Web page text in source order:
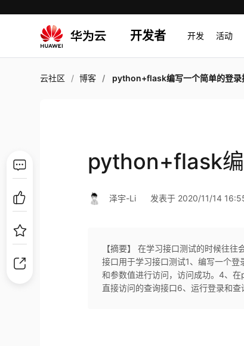
开发者 开发 活动
云社区 博客 python+flask编写一个简单的登录
python+flask编
泽宇-Li 发表于 2020/11/14
【摘要】 在学习接口测试的时候往
接口用于学习接口测试1、编写一个
和参数值进行访问，访问成功。4、
直接访问的查询接口6、运行登录和